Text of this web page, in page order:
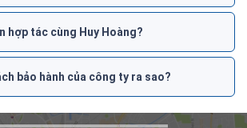
hợp tác cùng Huy Hoàng?
bảo hành của công ty ra sao?